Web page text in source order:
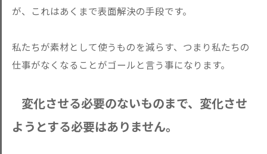
が、これはあくまで表面解決の手段です。
私たちが素材として使うものを減らす、つまり私たちの
仕事がなくなることがゴールと言う事になります。
変化させる必要のないものまで、変化させ
ようとする必要はありません。